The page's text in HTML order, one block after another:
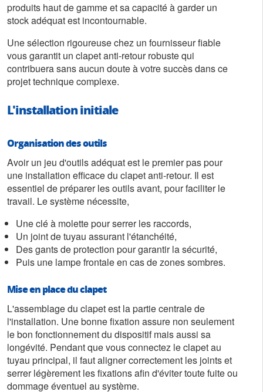
produits haut de gamme et sa capacité à garder un
stock adéquat est incontournable.
Une sélection rigoureuse chez un fournisseur fiable
vous garantit un clapet anti-retour robuste qui
contribuera sans aucun doute à votre succès dans ce
projet technique complexe.
L'installation initiale
Organisation des outils
Avoir un jeu d'outils adéquat est le premier pas pour
une installation efficace du clapet anti-retour. Il est
essentiel de préparer les outils avant, pour faciliter le
travail. Le système nécessite,
Une clé à molette pour serrer les raccords,
Un joint de tuyau assurant l'étanchéité,
Des gants de protection pour garantir la sécurité,
Puis une lampe frontale en cas de zones sombres.
Mise en place du clapet
L'assemblage du clapet est la partie centrale de
l'installation. Une bonne fixation assure non seulement
le bon fonctionnement du dispositif mais aussi sa
longévité. Pendant que vous connectez le clapet au
tuyau principal, il faut aligner correctement les joints et
serrer légèrement les fixations afin d'éviter toute fuite ou
dommage éventuel au système.